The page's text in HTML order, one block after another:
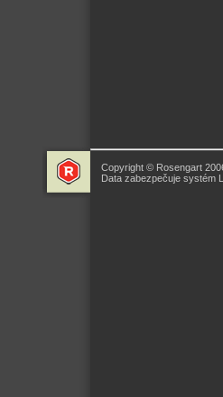
Copyright © Rosengart
Data zabezpečuje systém